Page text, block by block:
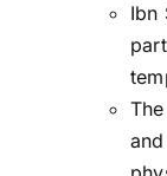
Ibn